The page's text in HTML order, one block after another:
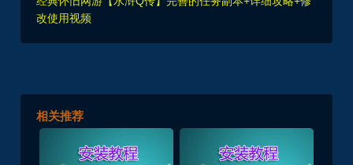
改使用视频
相关推荐